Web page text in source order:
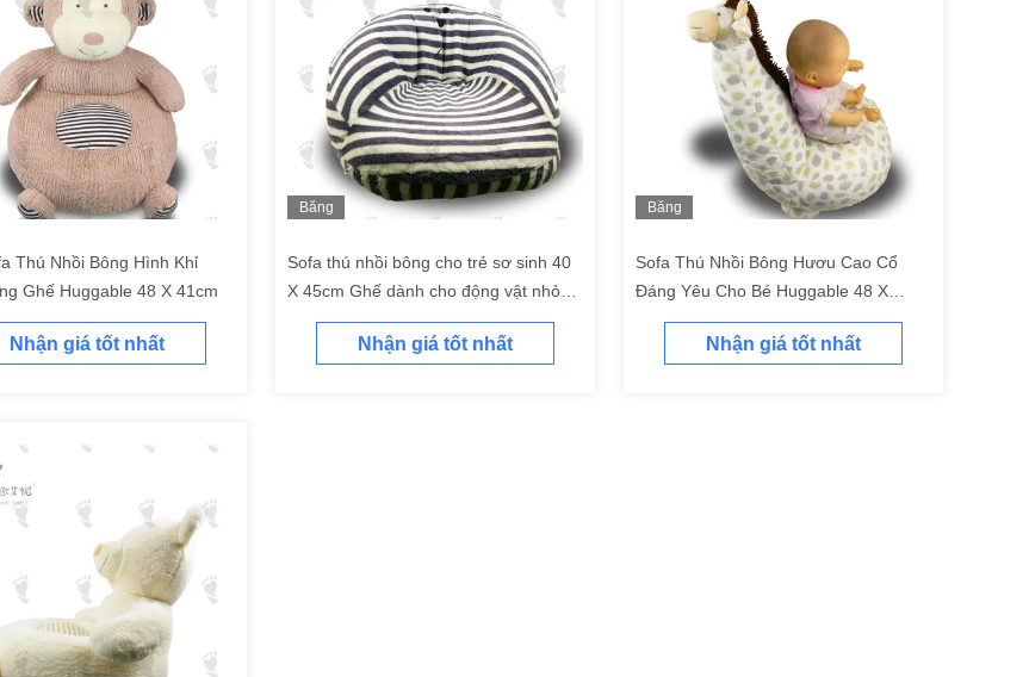
Thú Nhồi Bông Hình Khỉ
Ghế Huggable 48 X 41cm
Nhận giá tốt nhất
Băng
Sofa thú nhồi bông cho trẻ sơ sinh 40
X 45cm Ghế dành cho động vật nhỏ
đáng yêu dành cho trẻ em
Nhận giá tốt nhất
Băng
Sofa Thú Nhồi Bông Hươu Cao Cổ
Đáng Yêu Cho Bé Huggable 48 X
41cm
Nhận giá tốt nhất